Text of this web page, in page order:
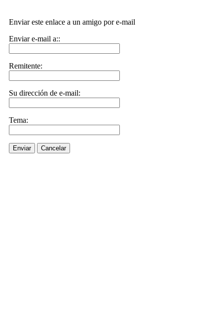
Enviar este enlace a un amigo por e-mail
Enviar e-mail a::
Remitente:
Su dirección de e-mail:
Tema:
Enviar Cancelar